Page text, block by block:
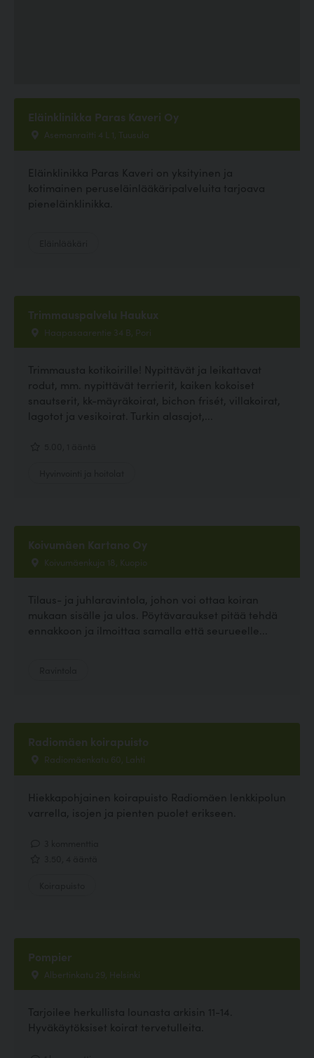
Eläinklinikka Paras Kaveri Oy
Asemanraitti 4 L 1, Tuusula
Eläinklinikka Paras Kaveri on yksityinen ja
kotimainen peruseläinlääkäripalveluita tarjoava
pieneläinklinikka.
Trimmauspalvelu Haukux
Haapasaarentie 34 B, Pori
Trimmausta kotikoirille! Nypittävät ja leikattavat
rodut, mm. nypittävät terrierit, kaiken kokoiset
snautserit, kk-mäyräkoirat, bichon frisét, villakoirat,
lagotot ja vesikoirat. Turkin alasajot,...
Koivumäen Kartano Oy
Koivumäenkuja 18, Kuopio
Tilaus- ja juhlaravintola, johon voi ottaa koiran
mukaan sisälle ja ulos. Pöytävaraukset pitää tehdä
ennakkoon ja ilmoittaa samalla että seurueelle...
Radiomäen koirapuisto
Radiomäenkatu 60, Lahti
Hiekkapohjainen koirapuisto Radiomäen lenkkipolun
varrella, isojen ja pienten puolet erikseen.
Pompier
Albertinkatu 29, Helsinki
Tarjoilee herkullista lounasta arkisin 11-14.
Hyväkäytöksiset koirat tervetulleita.